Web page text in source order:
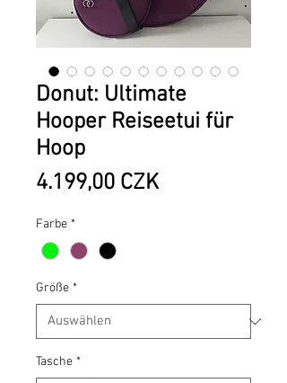
Donut: Ultimate
Hooper Reiseetui für
Hoop
4.199,00 CZKPreis
Farbe *
Größe *
Tasche *